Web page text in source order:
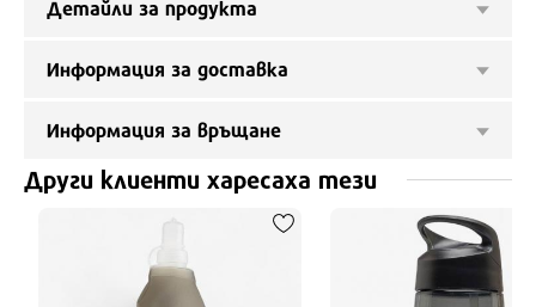
Детайли за продукта
Информация за доставка
Информация за връщане
Други клиенти харесаха тези